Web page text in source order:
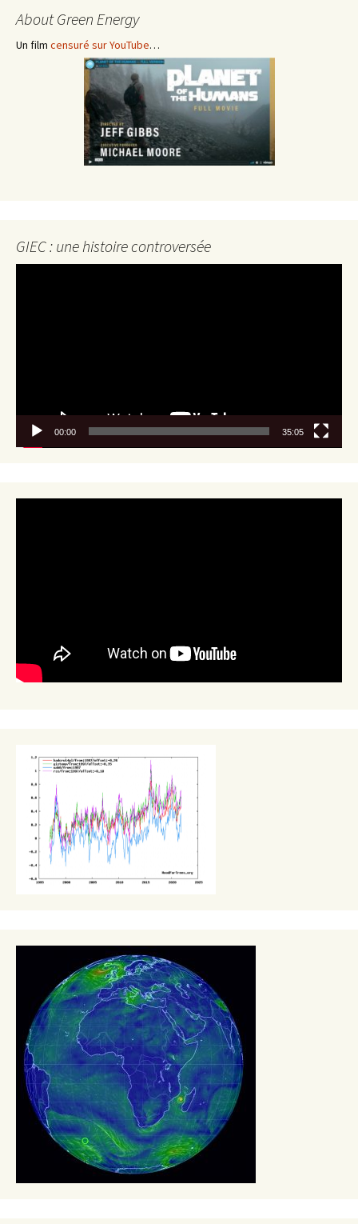
About Green Energy
Un film censuré sur YouTube…
GIEC : une histoire controversée
00:00 35:05